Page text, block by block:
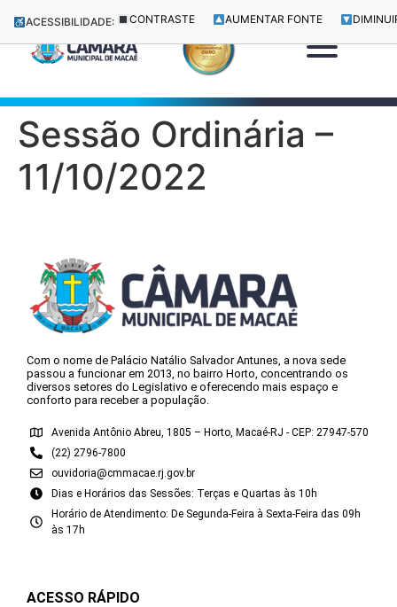
ACESSIBILIDADE: CONTRASTE AUMENTAR FONTE
Sessão Ordinária –
11/10/2022
Com o nome de Palácio Natálio Salvador Antunes, a nova sede
passou a funcionar em 2013, no bairro Horto, concentrando os
diversos setores do Legislativo e oferecendo mais espaço e
conforto para receber a população.
Avenida Antônio Abreu, 1805 – Horto, Macaé-RJ - CEP: 27947-570
(22) 2796-7800
ouvidoria@cmmacae.rj.gov.br
Dias e Horários das Sessões: Terças e Quartas às 10h
Horário de Atendimento: De Segunda-Feira à Sexta-Feira das 09h
às 17h
ACESSO RÁPIDO